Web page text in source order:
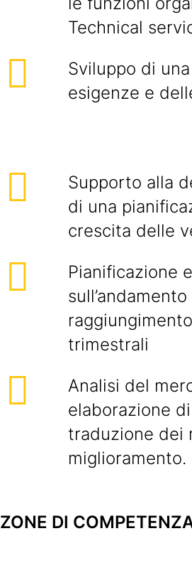
Technical
Sviluppo di
esigenze e
Supporto alla
di una
crescita delle
Pianificazione
trimestrali
Analisi del
elaborazione
traduzione dei
miglioramento.
ZONE DI